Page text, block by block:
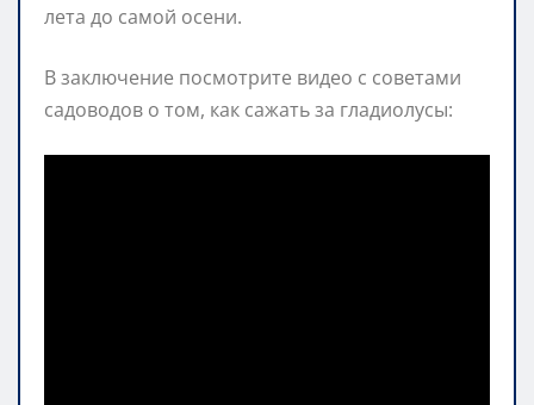
лета до самой осени.
В заключение посмотрите видео с советами
садоводов о том, как сажать за гладиолусы: